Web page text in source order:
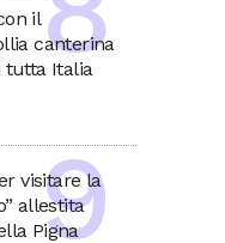
il
canterina
tutta Italia
visitare la
allestita
Pigna